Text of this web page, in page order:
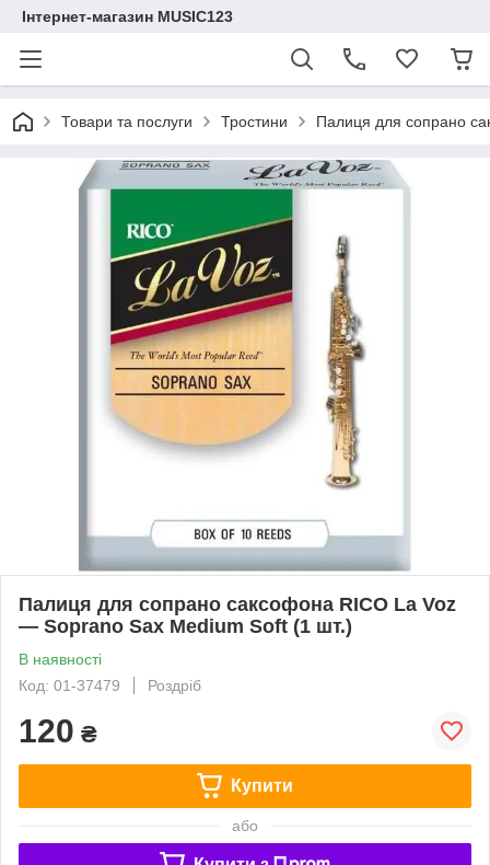
Інтернет-магазин MUSIC123
Товари та послуги Тростини Палиця для сопрано
Палиця для сопрано саксофона RICO La Voz
— Soprano Sax Medium Soft (1 шт.)
В наявності
Код: 01-37479
Роздріб
120 ₴
Купити
або